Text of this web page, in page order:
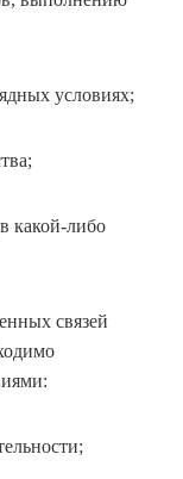
условиях;
какой-либо
связей